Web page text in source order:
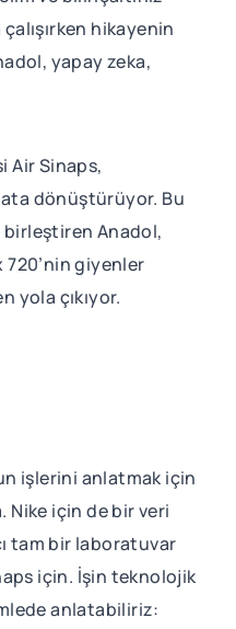
hikayenin
yapay zeka,
Air Sinaps,
dönüştürüyor. Bu
Anadol,
720’nin giyenler
yola çıkıyor.
işlerini anlatmak için
Nike için de bir veri
tam bir laboratuvar
için. İşin teknolojik
anlatabiliriz: